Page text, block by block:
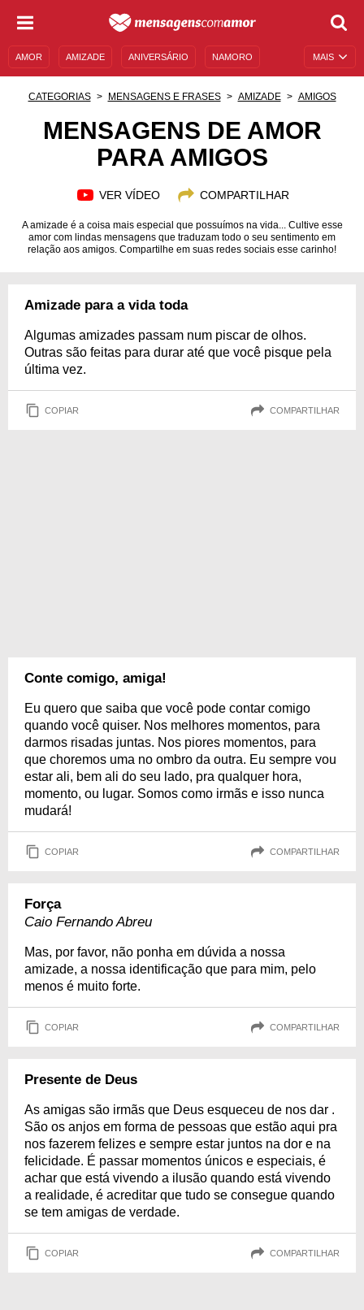
MAIS
AMOR AMIZADE ANIVERSÁRIO NAMORO
MENSAGENS E FRASES MENSAGENS DE ANIVERSÁRIO
CATEGORIAS MENSAGENS E FRASES AMIZADE AMIGOS
MENSAGENS DE AMOR
PARA AMIGOS
VER VÍDEO COMPARTILHAR
A amizade é a coisa mais especial que possuímos na vida... Cultive esse
amor com lindas mensagens que traduzam todo o seu sentimento em
relação aos amigos. Compartilhe em suas redes sociais esse carinho!
Amizade para a vida toda
Algumas amizades passam num piscar de olhos.
Outras são feitas para durar até que você pisque pela
última vez.
COPIAR COMPARTILHAR
Conte comigo, amiga!
Eu quero que saiba que você pode contar comigo
quando você quiser. Nos melhores momentos, para
darmos risadas juntas. Nos piores momentos, para
que choremos uma no ombro da outra. Eu sempre vou
estar ali, bem ali do seu lado, pra qualquer hora,
momento, ou lugar. Somos como irmãs e isso nunca
mudará!
COPIAR COMPARTILHAR
Força
Caio Fernando Abreu
Mas, por favor, não ponha em dúvida a nossa
amizade, a nossa identificação que para mim, pelo
menos é muito forte.
COPIAR COMPARTILHAR
Presente de Deus
As amigas são irmãs que Deus esqueceu de nos dar .
São os anjos em forma de pessoas que estão aqui pra
nos fazerem felizes e sempre estar juntos na dor e na
felicidade. É passar momentos únicos e especiais, é
achar que está vivendo a ilusão quando está vivendo
a realidade, é acreditar que tudo se consegue quando
se tem amigas de verdade.
COPIAR COMPARTILHAR